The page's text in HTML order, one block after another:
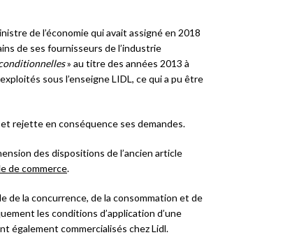
de l’économie qui avait assigné en 2018
de ses fournisseurs de l’industrie
» au titre des années 2013 à
sous l’enseigne LIDL, ce qui a pu être
rejette en conséquence ses demandes.
des dispositions de l’ancien article
de commerce.
de la concurrence, de la consommation et de
les conditions d’application d’une
également commercialisés chez Lidl.